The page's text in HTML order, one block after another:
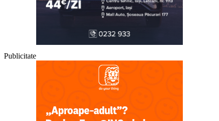
Publicitate